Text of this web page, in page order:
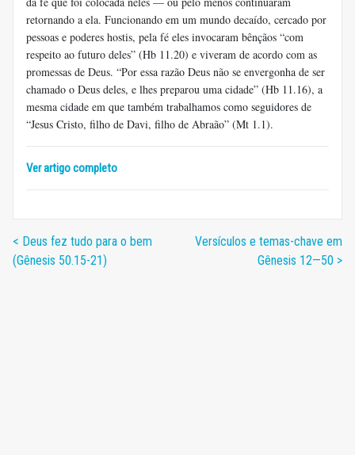
retornando a ela. Funcionando em um mundo decaído, cercado por
pessoas e poderes hostis, pela fé eles invocaram bênçãos “com
respeito ao futuro deles” (Hb 11.20) e viveram de acordo com as
promessas de Deus. “Por essa razão Deus não se envergonha de ser
chamado o Deus deles, e lhes preparou uma cidade” (Hb 11.16), a
mesma cidade em que também trabalhamos como seguidores de
“Jesus Cristo, filho de Davi, filho de Abraão” (Mt 1.1).
Ver artigo completo
< Deus fez tudo para o bem
(Gênesis 50.15-21)
Versículos e temas-chave em
Gênesis 12—50 >